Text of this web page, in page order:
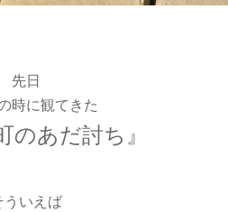
先日
時に観てきた
のあだ討ち』
ういえば